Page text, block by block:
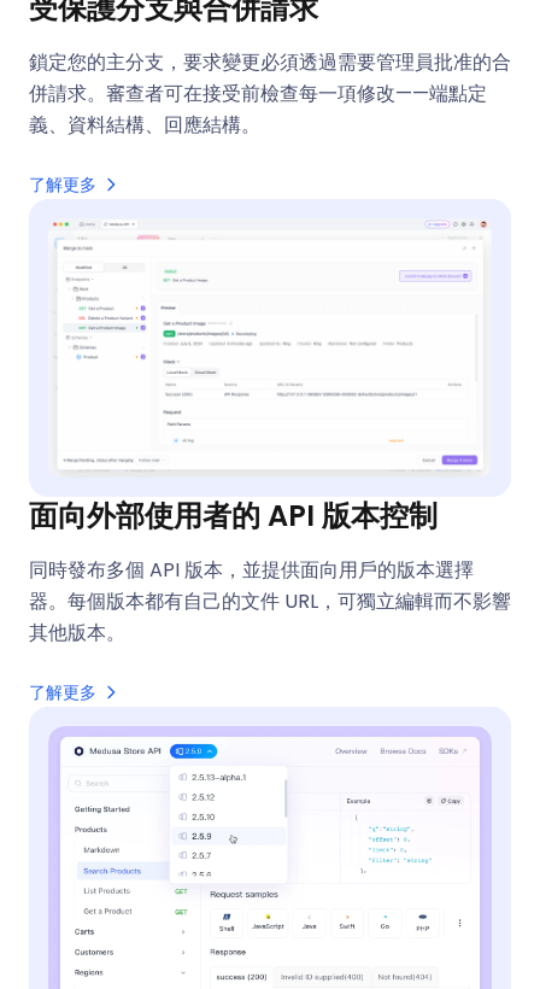
受保護分支與合併請求
鎖定您的主分支，要求變更必須透過需要管理員批准的合
併請求。審查者可在接受前檢查每一項修改——端點定
義、資料結構、回應結構。
了解更多
面向外部使用者的 API 版本控制
同時發布多個 API 版本，並提供面向用戶的版本選擇
器。每個版本都有自己的文件 URL，可獨立編輯而不影響
其他版本。
了解更多